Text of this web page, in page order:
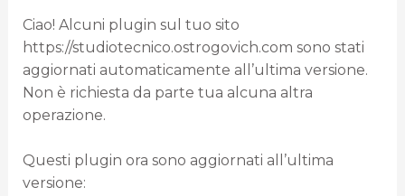
Ciao! Alcuni plugin sul tuo sito
https://studiotecnico.ostrogovich.com sono stati
aggiornati automaticamente all’ultima versione.
Non è richiesta da parte tua alcuna altra
operazione.
Questi plugin ora sono aggiornati all’ultima
versione: